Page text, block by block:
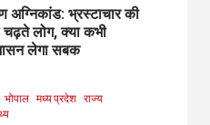
अग्निकांड: भ्रस्टाचार की
चढ़ते लोग, क्या कभी
लेगा सबक
भोपाल मध्य प्रदेश राज्य